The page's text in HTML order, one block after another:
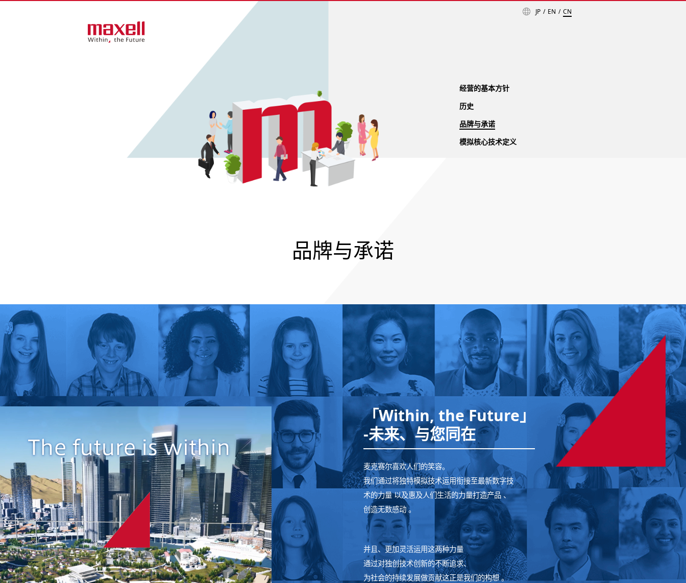
JP EN CN
经营的基本方针
历史
品牌与承诺
模拟核心技术定义
品牌与承诺
「Within, the Future」
-未来、与您同在
麦克赛尔喜欢人们的笑容。
我们通过将独特模拟技术运用衔接至最新数字技
术的力量 以及惠及人们生活的力量打造产品 、
创造无数感动 。
并且、更加灵活运用这两种力量
通过对独创技术创新的不断追求、
为社会的持续发展做贡献这正是我们的构想 。